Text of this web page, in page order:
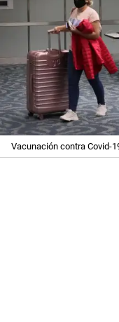
Vacunación contra Covid-